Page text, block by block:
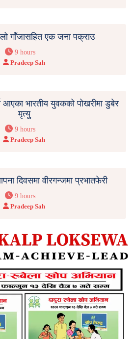
गाँजासहित एक जना पक्राउ
9 hours
Pradeep Sah
आएका भारतीय युवकको पोखरीमा डुबेर
मृत्यु
9 hours
Pradeep Sah
दिवसमा वीरगन्जमा प्रभातफेरी
9 hours
Pradeep Sah